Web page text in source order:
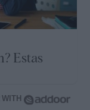
Estas
WITH